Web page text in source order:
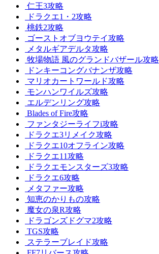
仁王3攻略
ドラクエ1・2攻略
桃鉄2攻略
ゴーストオブヨウテイ攻略
メタルギアデルタ攻略
牧場物語 風のグランドバザール攻略
ドンキーコングバナンザ攻略
マリオカートワールド攻略
モンハンワイルズ攻略
エルデンリング攻略
Blades of Fire攻略
ファンタジーライフi攻略
ドラクエ3リメイク攻略
ドラクエ10オフライン攻略
ドラクエ11攻略
ドラクエモンスターズ3攻略
ドラクエ6攻略
メタファー攻略
知恵のかりもの攻略
魔女の泉R攻略
ドラゴンズドグマ2攻略
TGS攻略
ステラーブレイド攻略